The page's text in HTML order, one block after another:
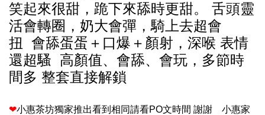
笑起來很甜，跪下來舔時更甜。 舌頭靈
活會轉圈，奶大會彈，騎上去超會
扭 會舔蛋蛋＋口爆＋顏射，深喉 表情
還超騷 高顏值、會舔、會玩，多節時
間多 整套直接解鎖
❤小惠茶坊獨家推出看到相同請看PO文時間 謝謝 小惠家